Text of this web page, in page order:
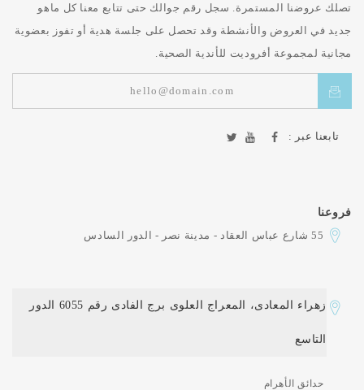
تصلك عروضنا المستمرة. سجل رقم جوالك حتى تتابع معنا كل ماهو
جديد في العروض والأنشطة وقد تحصل على جلسة هدية أو تفوز بعضوية
مجانية لمجموعة أفروديت للأندية الصحية.
تابعنا عبر :
فروعنا
زهراء المعادى، المعراج العلوى برج الفادى رقم 6055 الدور
التاسع
حدائق الأهرام